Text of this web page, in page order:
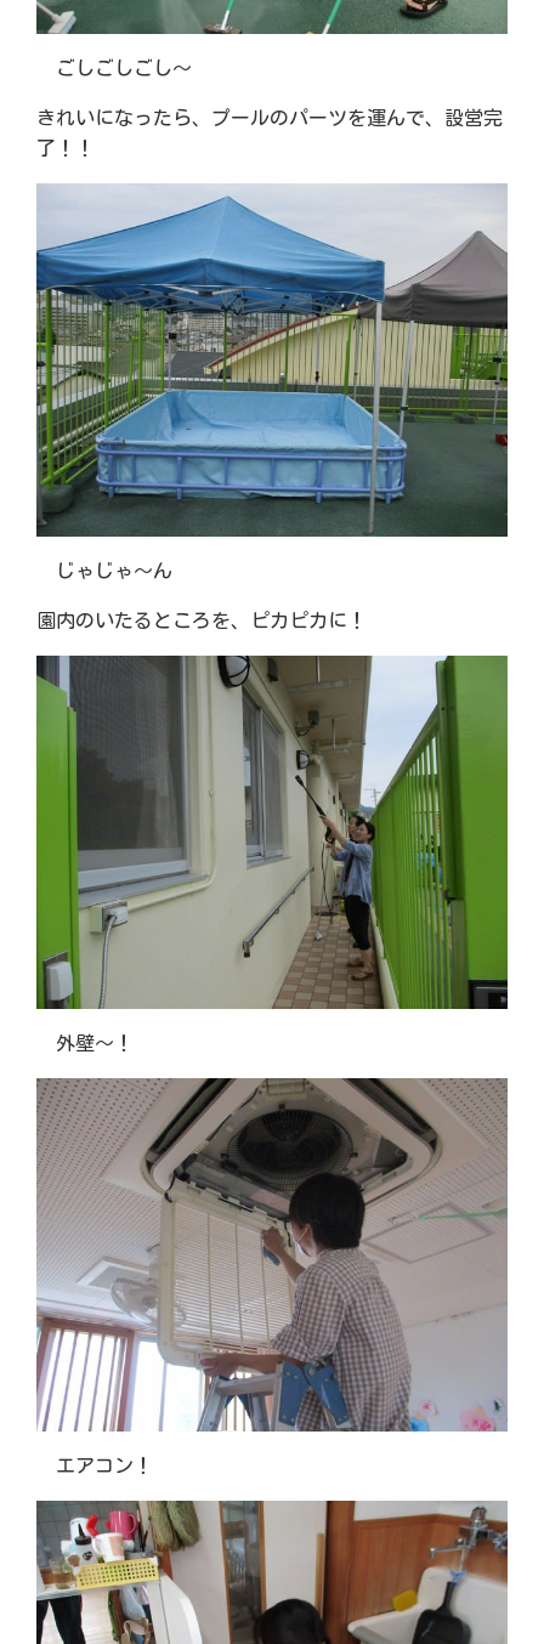
ごしごしごし～
きれいになったら、プールのパーツを運んで、設営完
了！！
じゃじゃ～ん
園内のいたるところを、ピカピカに！
外壁～！
エアコン！